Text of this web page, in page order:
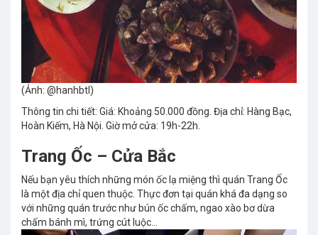
(Ảnh: @hanhbtl)
Thông tin chi tiết: Giá: Khoảng 50.000 đồng. Địa chỉ: Hàng Bạc,
Hoàn Kiếm, Hà Nội. Giờ mở cửa: 19h-22h.
Trang Ốc – Cửa Bắc
Nếu bạn yêu thích những món ốc lạ miệng thì quán Trang Ốc
là một địa chỉ quen thuộc. Thực đơn tại quán khá đa dạng so
với những quán trước như bún ốc chấm, ngao xào bơ dừa
chấm bánh mì, trứng cút luộc…